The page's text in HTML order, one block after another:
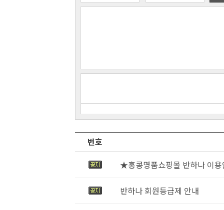
번호
★홍콩명품쇼핑몰 반하나 이
반하나 회원등급제 안내